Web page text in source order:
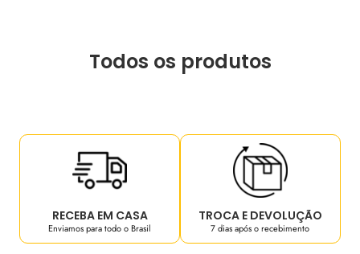
Todos os produtos
RECEBA EM CASA
Enviamos para todo o Brasil
TROCA E DEVOLUÇÃO
7 dias após o recebimento